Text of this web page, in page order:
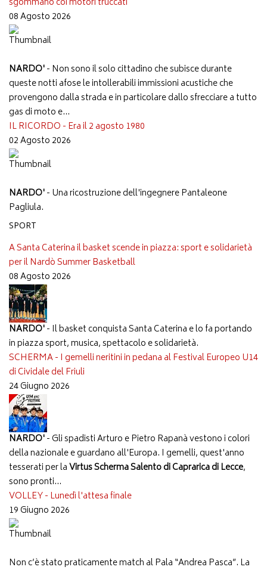
08 Agosto 2026
NARDO'- Non sono il solo cittadino che subisce durante
queste notti afose le intollerabili immissioni acustiche che
provengono dalla strada e in particolare dallo sfrecciare a tutto
gas di moto e...
IL RICORDO - Era il 2 agosto 1980
02 Agosto 2026
NARDO'- Una ricostruzione dell'ingegnere Pantaleone
Pagliula.
SPORT
A Santa Caterina il basket scende in piazza: sport e solidarietà
per il Nardò Summer Basketball
08 Agosto 2026
NARDO'- Il basket conquista Santa Caterina e lo fa portando
in piazza sport, musica, spettacolo e solidarietà.
SCHERMA - I gemelli neritini in pedana al Festival Europeo U14
di Cividale del Friuli
24 Giugno 2026
NARDO'- Gli spadisti Arturo e Pietro Rapanà vestono i colori
della nazionale e guardano all'Europa. I gemelli, quest'anno
tesserati per laVirtus Scherma Salento di Caprarica di Lecce,
sono pronti...
VOLLEY - Lunedì l'attesa finale
19 Giugno 2026
Non c’è stato praticamente match al Pala “Andrea Pasca”. La